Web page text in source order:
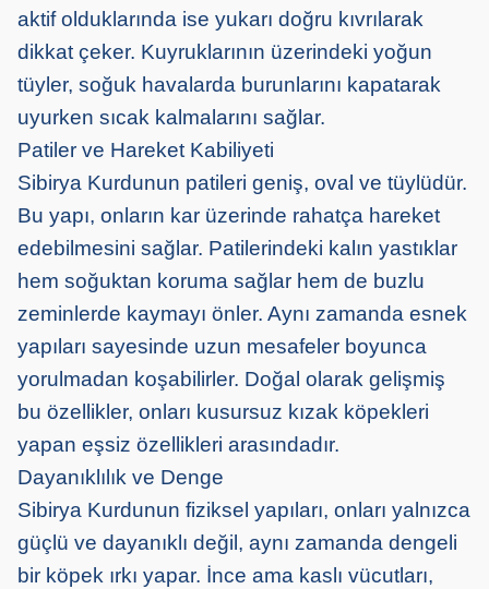
aktif olduklarında ise yukarı doğru kıvrılarak
dikkat çeker. Kuyruklarının üzerindeki yoğun
tüyler, soğuk havalarda burunlarını kapatarak
uyurken sıcak kalmalarını sağlar.
Patiler ve Hareket Kabiliyeti
Sibirya Kurdunun patileri geniş, oval ve tüylüdür.
Bu yapı, onların kar üzerinde rahatça hareket
edebilmesini sağlar. Patilerindeki kalın yastıklar
hem soğuktan koruma sağlar hem de buzlu
zeminlerde kaymayı önler. Aynı zamanda esnek
yapıları sayesinde uzun mesafeler boyunca
yorulmadan koşabilirler. Doğal olarak gelişmiş
bu özellikler, onları kusursuz kızak köpekleri
yapan eşsiz özellikleri arasındadır.
Dayanıklılık ve Denge
Sibirya Kurdunun fiziksel yapıları, onları yalnızca
güçlü ve dayanıklı değil, aynı zamanda dengeli
bir köpek ırkı yapar. İnce ama kaslı vücutları,